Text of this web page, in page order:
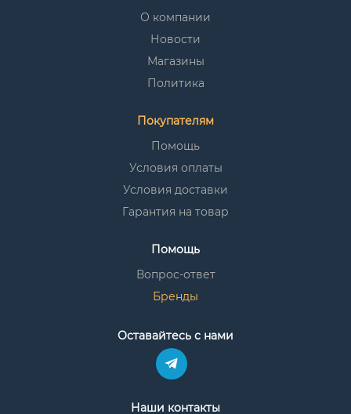
О компании
Новости
Магазины
Политика
Покупателям
Помощь
Условия оплаты
Условия доставки
Гарантия на товар
Помощь
Вопрос-ответ
Бренды
Оставайтесь с нами
Наши контакты